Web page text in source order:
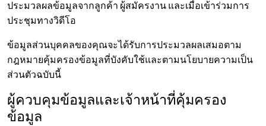
ประมวลผลข้อมูลจากลูกค้า ผู้สมัครงาน และเมื่อเข้าร่วมการ
ประชุมทางวิดีโอ
ข้อมูลส่วนบุคคลของคุณจะได้รับการประมวลผลเสมอตาม
กฎหมายคุ้มครองข้อมูลที่บังคับใช้และตามนโยบายความเป็น
ส่วนตัวฉบับนี้
ผู้ควบคุมข้อมูลและเจ้าหน้าที่คุ้มครอง
ข้อมูล